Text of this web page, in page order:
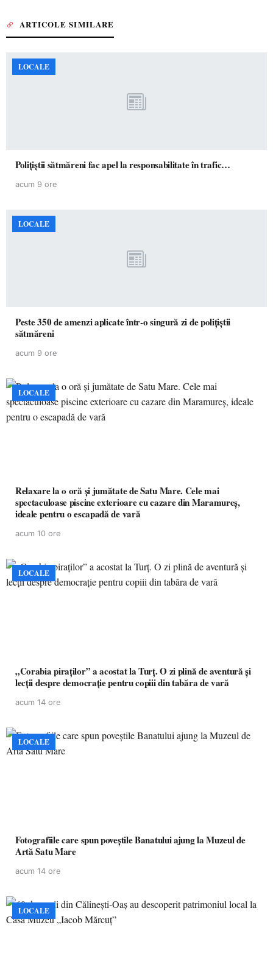
ARTICOLE SIMILARE
LOCALE
Polițiștii sătmăreni fac apel la responsabilitate în trafic…
acum 9 ore
LOCALE
Peste 350 de amenzi aplicate într-o singură zi de polițiștii
sătmăreni
acum 9 ore
LOCALE
Relaxare la o oră și jumătate de Satu Mare. Cele mai
spectaculoase piscine exterioare cu cazare din Maramureș,
ideale pentru o escapadă de vară
acum 10 ore
LOCALE
„Corabia piraților” a acostat la Turț. O zi plină de aventură și
lecții despre democrație pentru copiii din tabăra de vară
acum 14 ore
LOCALE
Fotografiile care spun poveștile Banatului ajung la Muzeul de
Artă Satu Mare
acum 14 ore
LOCALE